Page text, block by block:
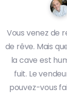
Vous venez de
de rêve. Mais
la cave est
fuit. Le
pouvez-vous